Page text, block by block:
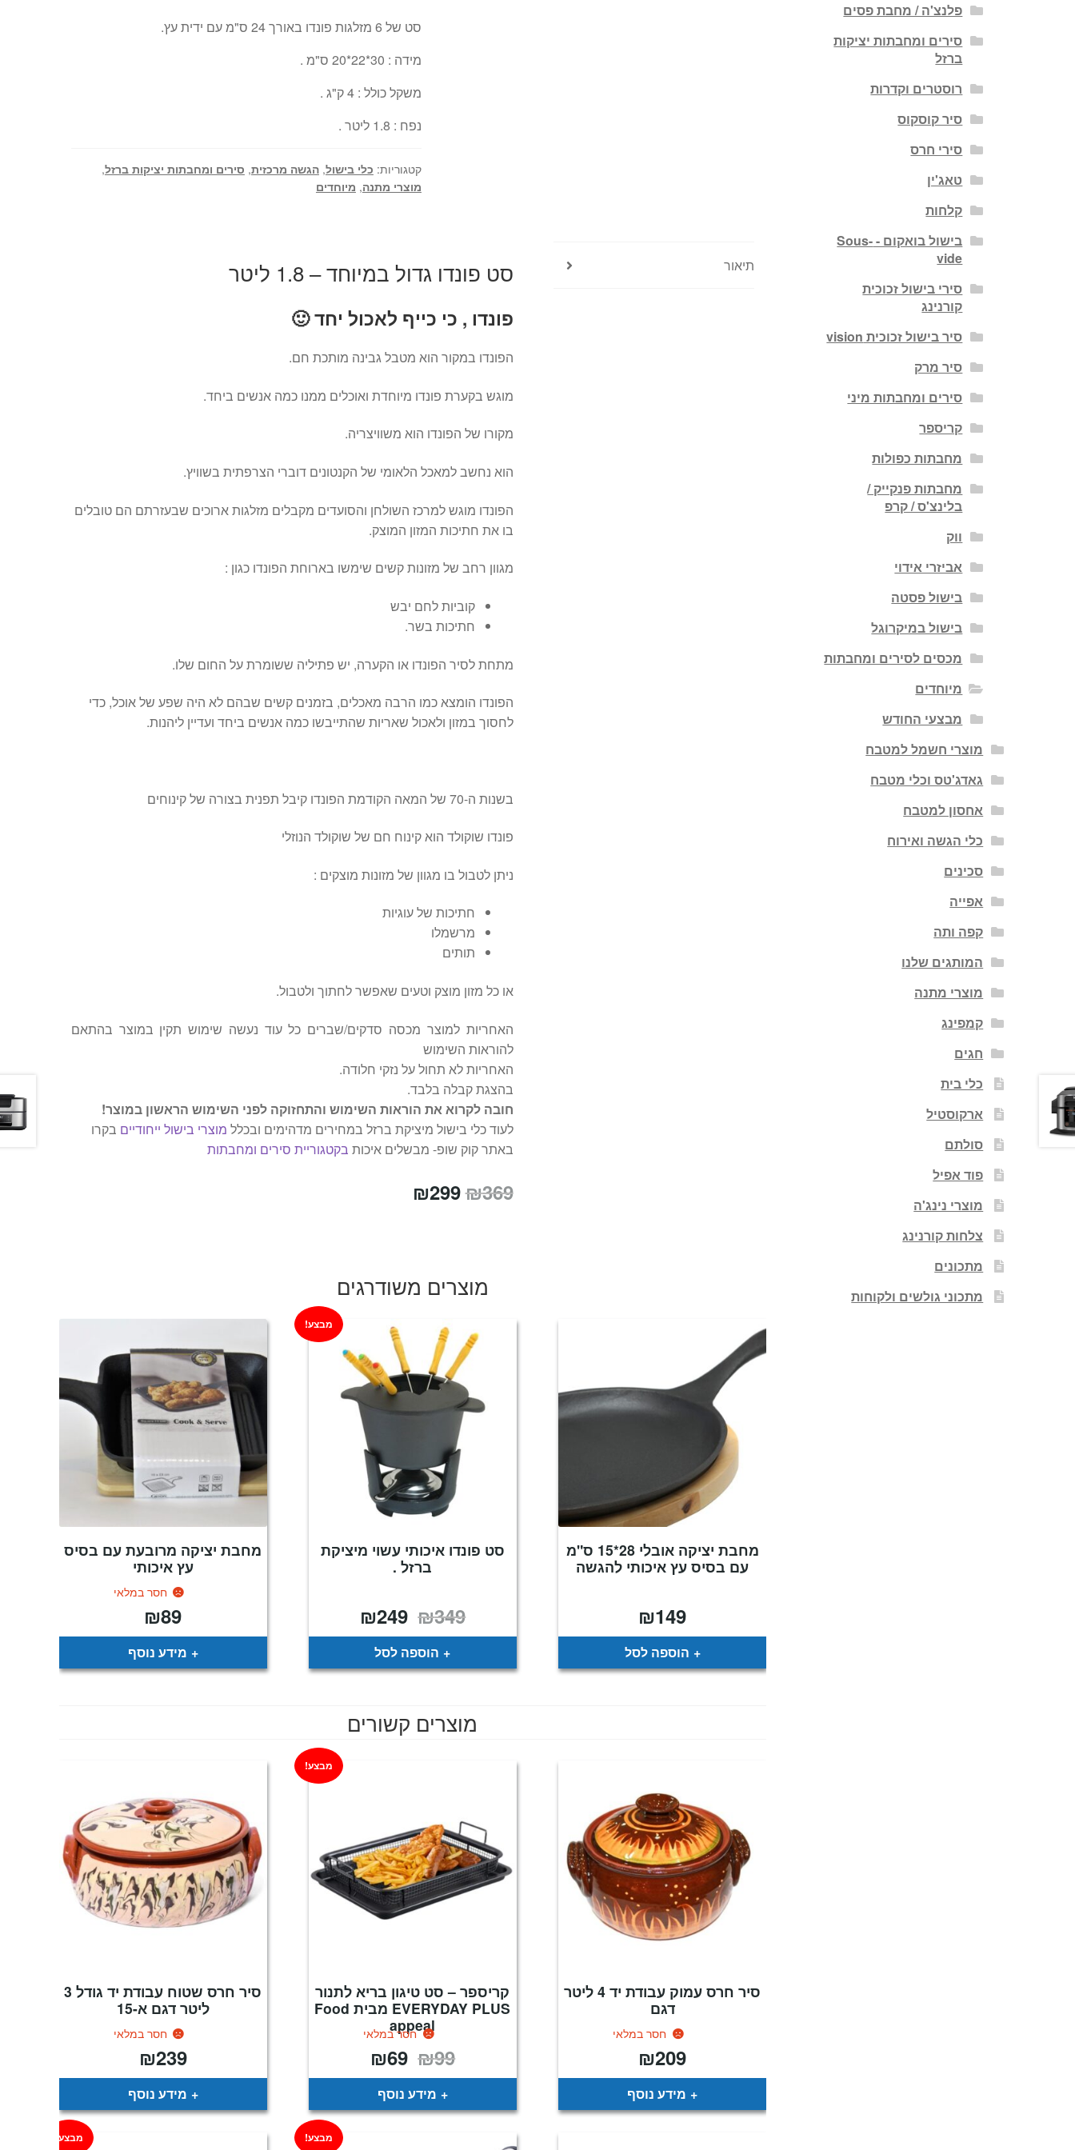
סט של 6 מזלגות פונדו באורך 24 ס"מ עם ידית עץ.
מידה : 30*22*20 ס"מ .
משקל כולל : 4 ק"ג .
נפח : 1.8 ליטר .
קטגוריות: כלי בישול,הגשה מרכזית, סירים ומחבתות יציקות ברזל,
מוצרי מתנה, מיוחדים
תיאור סט פונדו גדול במיוחד – 1.8 ליטר
פונדו , כי כייף לאכול יחד 🙂
הפונדו במקור הוא מטבל גבינה מותכת חם.
מוגש בקערת פונדו מיוחדת ואוכלים ממנו כמה אנשים ביחד.
מקורו של הפונדו הוא משוויצריה.
הוא נחשב למאכל הלאומי של הקנטונים דוברי הצרפתית בשוויץ.
הפונדו מוגש למרכז השולחן והסועדים מקבלים מזלגות ארוכים שבעזרתם הם טובלים
בו את חתיכות המזון המוצק.
מגוון רחב של מזונות קשים שימשו בארוחת הפונדו כגון :
קוביות לחם יבש
חתיכות בשר.
מתחת לסיר הפונדו או הקערה, יש פתיליה ששומרת על החום שלו.
הפונדו הומצא כמו הרבה מאכלים, בזמנים קשים שבהם לא היה שפע של אוכל, כדי
לחסוך במזון ולאכול שאריות שהתייבשו כמה אנשים ביחד ועדיין ליהנות.
בשנות ה-70 של המאה הקודמת הפונדו קיבל תפנית בצורה של קינוחים
פונדו שוקולד הוא קינוח חם של שוקולד הנוזלי
ניתן לטבול בו מגוון של מזונות מוצקים :
חתיכות של עוגיות
מרשמלו
תותים
או כל מזון מוצק וטעים שאפשר לחתוך ולטבול.
האחריות למוצר מכסה סדקים/שברים כל עוד נעשה שימוש תקין במוצר בהתאם
להוראות השימוש
האחריות לא תחול על נזקי חלודה.
בהצגת קבלה בלבד.
חובה לקרוא את הוראות השימוש והתחזוקה לפני השימוש הראשון במוצר!
לעוד כלי בישול מיציקת ברזל במחירים מדהימים ובכלל מוצרי בישול ייחודיים בקרו
באתר קוק שופ- מבשלים איכות בקטגוריית סירים ומחבתות
₪369
המחיר
₪369.
₪299
₪299.
מוצרים משודרגים
מחבת יציקה אובלי 28*15 ס"מ
עם בסיס עץ איכותי להגשה
₪149
הוספה לסל
סט פונדו איכותי עשוי מיציקת
ברזל .
מבצע!
₪349 המחיר
המקורי
היה:
₪349.
₪249
הוא:
הוספה לסל
מחבת יציקה מרובעת עם בסיס
עץ איכותי
חסר במלאי
₪89
מידע נוסף
מוצרים קשורים
סיר חרס עמוק עבודת יד 4 ליטר
דגם
חסר במלאי
₪209
מידע נוסף
קריספר – סט טיגון בריא לתנור
EVERYDAY PLUS מבית Food
appeal
חסר במלאי
מבצע!
₪99 המחיר
המקורי
היה:
₪69
הוא:
מידע נוסף
סיר חרס שטוח עבודת יד גודל 3
ליטר דגם א-15
חסר במלאי
₪239
מידע נוסף
מבצע! מבצע!
פלנצ'ה / מחבת פסים
סירים ומחבתות יציקות
ברזל
רוסטרים וקדרות
סיר קוסקוס
סירי חרס
טאג'ין
קלחות
בישול בואקום - Sous-
vide
סירי בישול זכוכית
קורנינג
סיר בישול זכוכית vision
סיר מרק
סירים ומחבתות מיני
קריספר
מחבתות כפולות
מחבתות פנקייק /
בלינצ'ס / קרפ
ווק
אביזרי אידוי
בישול פסטה
בישול במיקרוגל
מכסים לסירים ומחבתות
מיוחדים
מבצעי החודש
מוצרי חשמל למטבח
גאדג'טס וכלי מטבח
אחסון למטבח
כלי הגשה ואירוח
סכינים
אפייה
קפה ותה
המותגים שלנו
מוצרי מתנה
קמפינג
חגים
כלי בית
ארקוסטיל
סולתם
פוד אפיל
מוצרי נינג'ה
צלחות קורנינג
מתכונים
מתכוני גולשים ולקוחות